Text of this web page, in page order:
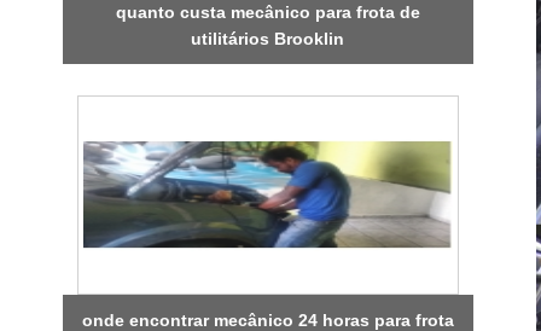
quanto custa mecânico para frota de
utilitários Brooklin
onde encontrar mecânico 24 horas para frota